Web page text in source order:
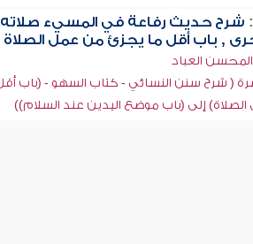
شرح حديث رفاعة في المسيء صلاته
, باب أقل ما يجزئ من عمل الصلاة
العباد
( شرح سنن النسائي - كتاب السهو - (باب
إلى (باب موضع اليدين عند السلام))